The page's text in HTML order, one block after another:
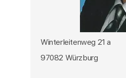
Winterleitenweg 21 a
97082 Würzburg